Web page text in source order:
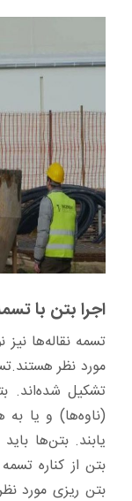
اجرا بتن با
تسمه نقاله‌ها
مورد نظر
تشکیل شده‌اند.
(ناوه‌ها) و یا
یابند. بتن‌ها
بتن از کناره
بتن ریزی مورد